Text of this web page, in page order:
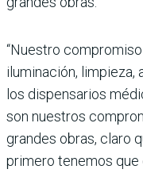
“Nuestro
iluminación, limpieza,
los dispensarios
son nuestros
grandes obras, claro
primero tenemos que